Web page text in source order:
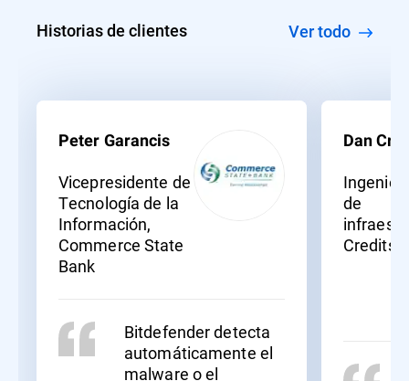
Historias de clientes Ver todo
Peter Garancis
Vicepresidente de
Tecnología de la
Información,
Commerce State
Bank
Bitdefender detecta
automáticamente el
malware o el
Dan
de